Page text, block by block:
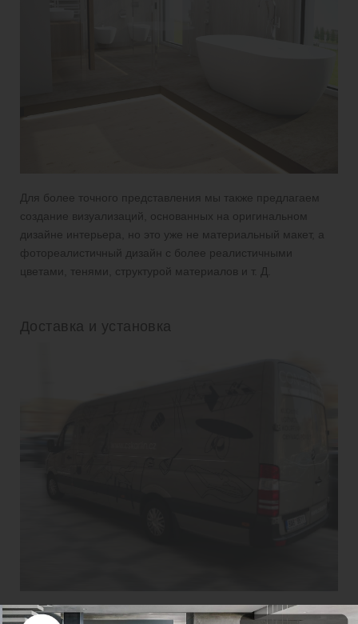
Для более точного представления мы также предлагаем
создание визуализаций, основанных на оригинальном
дизайне интерьера, но это уже не материальный макет, а
фотореалистичный дизайн с более реалистичными
цветами, тенями, структурой материалов и т. Д.
Доставка и установка
Когда вы решаете воплотить интерьер в нашу студию,